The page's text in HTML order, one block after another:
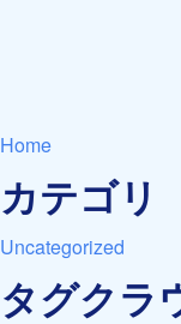
Home
カテゴリ
Uncategorized
タグクラ